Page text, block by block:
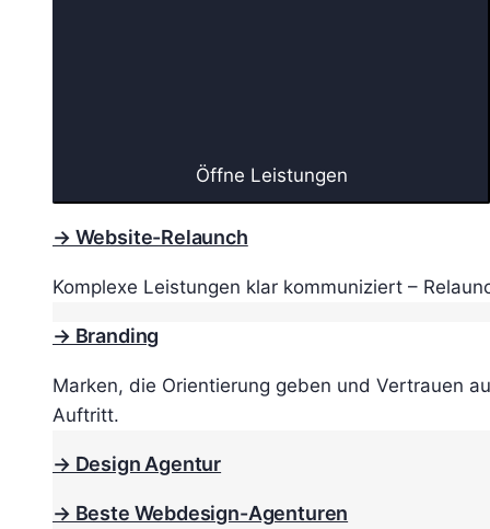
Öffne Leistungen
→ Website-Relaunch
Komplexe Leistungen klar kommuniziert –
→ Branding
Marken, die Orientierung geben und Vertrauen
Auftritt.
→ Design Agentur
→ Beste Webdesign-Agenturen